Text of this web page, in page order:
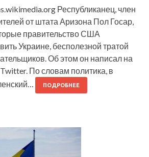
Республиканец, член
от штата Аризона Пол Госар,
правительство США
Украине, бесполезной тратой
Об этом он написал на
По словам политика, в
ПОДРОБНЕЕ